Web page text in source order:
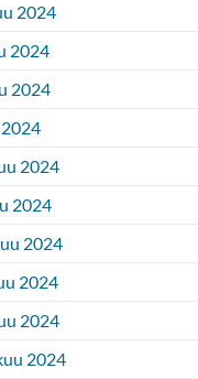
2024
2024
2024
2024
2024
2024
2024
2024
2024